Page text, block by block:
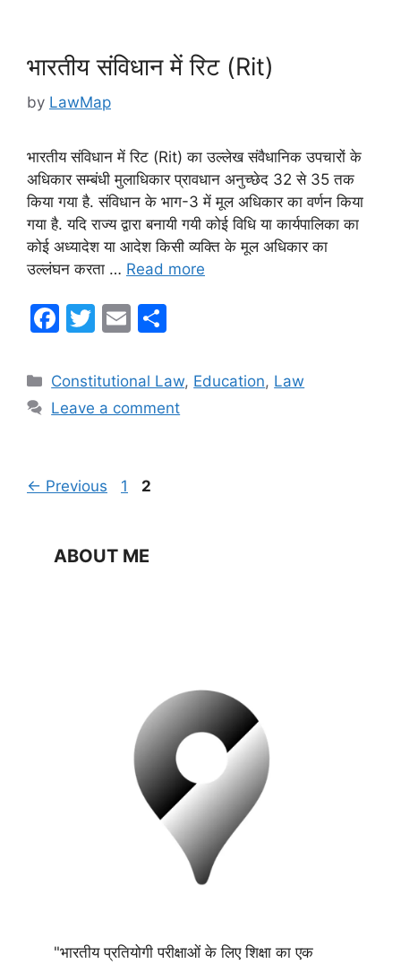
o
k
भारतीय संविधान में रिट (Rit)
by LawMap
भारतीय संविधान में रिट (Rit) का उल्लेख संवैधानिक उपचारों के
अधिकार सम्बंधी मुलाधिकार प्रावधान अनुच्छेद 32 से 35 तक
किया गया है. संविधान के भाग-3 में मूल अधिकार का वर्णन किया
गया है. यदि राज्य द्वारा बनायी गयी कोई विधि या कार्यपालिका का
कोई अध्यादेश या आदेश किसी व्यक्ति के मूल अधिकार का
उल्लंघन करता … Read more
F
c
e
o
T
itt
er
E
ai
l
ar
e
Categories
Constitutional Law, Education, Law
Leave a comment
← Previous Page
1 Page
2
ABOUT ME
"भारतीय प्रतियोगी परीक्षाओं के लिए शिक्षा का एक